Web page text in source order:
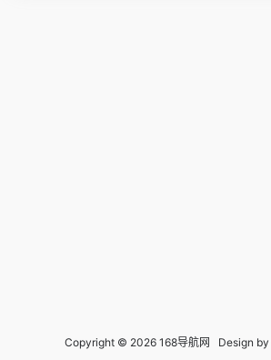
Copyright © 2026 168导航网 Design by